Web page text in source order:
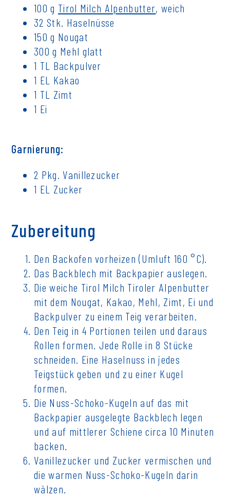
100 g Tirol Milch Alpenbutter, weich
32 Stk. Haselnüsse
150 g Nougat
300 g Mehl glatt
1 TL Backpulver
1 EL Kakao
1 TL Zimt
1 Ei
Garnierung:
2 Pkg. Vanillezucker
1 EL Zucker
Zubereitung
Den Backofen vorheizen (Umluft 160 °C).
Das Backblech mit Backpapier auslegen.
Die weiche Tirol Milch Tiroler Alpenbutter
mit dem Nougat, Kakao, Mehl, Zimt, Ei und
Backpulver zu einem Teig verarbeiten.
Den Teig in 4 Portionen teilen und daraus
Rollen formen. Jede Rolle in 8 Stücke
schneiden. Eine Haselnuss in jedes
Teigstück geben und zu einer Kugel
formen.
Die Nuss-Schoko-Kugeln auf das mit
Backpapier ausgelegte Backblech legen
und auf mittlerer Schiene circa 10 Minuten
backen.
Vanillezucker und Zucker vermischen und
die warmen Nuss-Schoko-Kugeln darin
wälzen.